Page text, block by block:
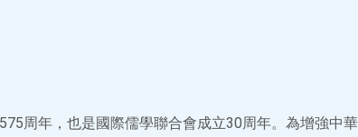
周年，也是國際儒學聯合會成立30周年。為增強中